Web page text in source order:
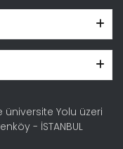
üniversite Yolu üzeri
- İSTANBUL